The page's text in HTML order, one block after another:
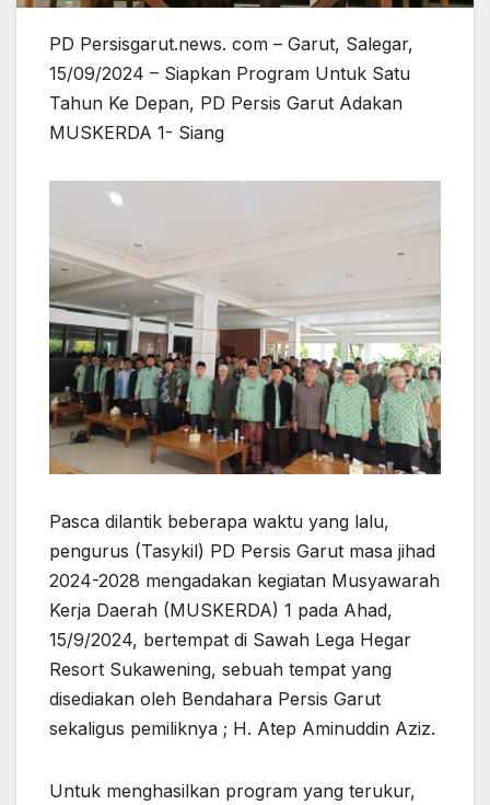
PD Persisgarut.news. com – Garut, Salegar,
15/09/2024 – Siapkan Program Untuk Satu
Tahun Ke Depan, PD Persis Garut Adakan
MUSKERDA 1- Siang
Pasca dilantik beberapa waktu yang lalu,
pengurus (Tasykil) PD Persis Garut masa jihad
2024-2028 mengadakan kegiatan Musyawarah
Kerja Daerah (MUSKERDA) 1 pada Ahad,
15/9/2024, bertempat di Sawah Lega Hegar
Resort Sukawening, sebuah tempat yang
disediakan oleh Bendahara Persis Garut
sekaligus pemiliknya ; H. Atep Aminuddin Aziz.
Untuk menghasilkan program yang terukur,